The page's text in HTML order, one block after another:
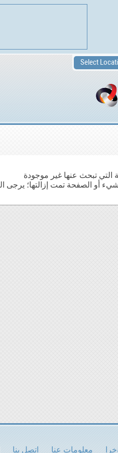
Select
التي تبحث عنها غير موجودة
أو الصفحة تمت إزالتها؛ يرجى
معلومات عنا اتصل بنا